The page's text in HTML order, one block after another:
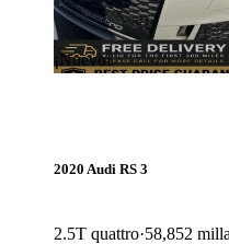
¡Nuevo!
2020 Audi RS 3
2.5T quattro 58,852